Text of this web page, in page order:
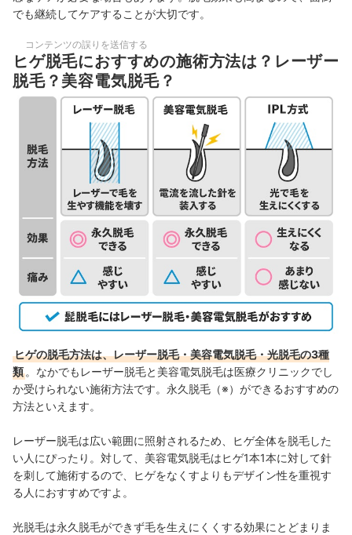
でも継続してケアすることが大切です。
コンテンツの誤りを送信する
ヒゲ脱毛におすすめの施術方法は？レーザー
脱毛？美容電気脱毛？
ヒゲの脱毛方法は、レーザー脱毛・美容電気脱毛・光脱毛の3種
類 。なかでもレーザー脱毛と美容電気脱毛は医療クリニックでし
か受けられない施術方法です。永久脱毛（※）ができるおすすめの
方法といえます。
レーザー脱毛は広い範囲に照射されるため、ヒゲ全体を脱毛した
い人にぴったり。対して、美容電気脱毛はヒゲ1本1本に対して針
を刺して施術するので、ヒゲをなくすよりもデザイン性を重視す
る人におすすめですよ。
光脱毛は永久脱毛ができず毛を生えにくくする効果にとどまりま